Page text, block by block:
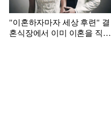
"이혼하자마자 세상 후련" 결
혼식장에서 이미 이혼을 직감